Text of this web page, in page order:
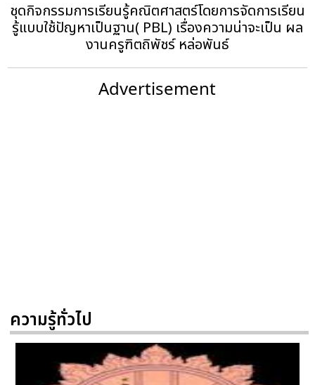
ชุดกิจกรรมการเรียนรู้คณิตศาสตร์โดยการจัดการเรียน
รู้แบบใช้ปัญหาเป็นฐาน( PBL) เรื่องความน่าจะเป็น ผล
งานครูฑิตถิพัชร์ หล่อพันธ์
Advertisement
ความรู้ทั่วไป